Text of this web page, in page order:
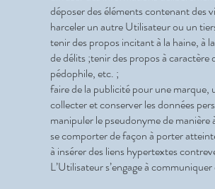
déposer des éléments contenant des
harceler un autre Utilisateur ou un
tenir des propos incitant à la haine, à
de délits ;tenir des propos à
pédophile, etc. ;
faire de la publicité pour une marque,
collecter et conserver les données
manipuler le pseudonyme de
se comporter de façon à porter
à insérer des liens hypertextes
L’Utilisateur s’engage à